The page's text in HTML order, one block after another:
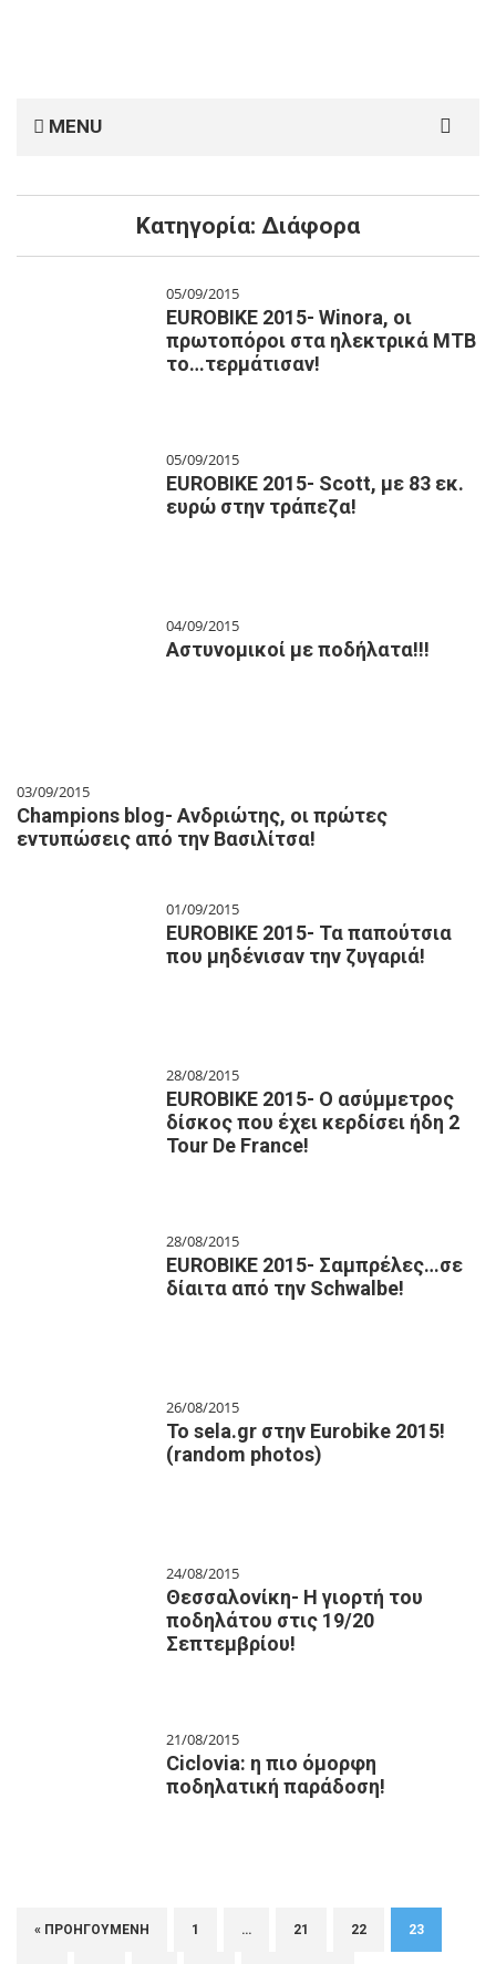
MENU
Κατηγορία: Διάφορα
05/09/2015
EUROBIKE 2015- Winora, oι
πρωτοπόροι στα ηλεκτρικά ΜΤΒ
το…τερμάτισαν!
05/09/2015
EUROBIKE 2015- Scott, με 83 εκ.
ευρώ στην τράπεζα!
04/09/2015
Αστυνομικοί με ποδήλατα!!!
03/09/2015
Champions blog- Ανδριώτης, οι πρώτες
εντυπώσεις από την Βασιλίτσα!
01/09/2015
EUROBIKE 2015- Τα παπούτσια
που μηδένισαν την ζυγαριά!
28/08/2015
EUROBIKE 2015- O ασύμμετρος
δίσκος που έχει κερδίσει ήδη 2
Tour De France!
28/08/2015
EUROBIKE 2015- Σαμπρέλες…σε
δίαιτα από την Schwalbe!
26/08/2015
Το sela.gr στην Εurobike 2015!
(random photos)
24/08/2015
Θεσσαλονίκη- Η γιορτή του
ποδηλάτου στις 19/20
Σεπτεμβρίου!
21/08/2015
Ciclovia: η πιο όμορφη
ποδηλατική παράδοση!
« ΠΡΟΗΓΟΎΜΕΝΗ 1 … 21 22 23